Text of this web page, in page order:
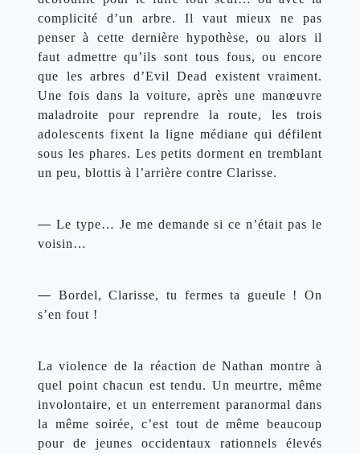
complicité d’un arbre. Il vaut mieux ne pas
penser à cette dernière hypothèse, ou alors il
faut admettre qu’ils sont tous fous, ou encore
que les arbres d’Evil Dead existent vraiment.
Une fois dans la voiture, après une manœuvre
maladroite pour reprendre la route, les trois
adolescents fixent la ligne médiane qui défilent
sous les phares. Les petits dorment en tremblant
un peu, blottis à l’arrière contre Clarisse.
— Le type… Je me demande si ce n’était pas le
voisin…
— Bordel, Clarisse, tu fermes ta gueule ! On
s’en fout !
La violence de la réaction de Nathan montre à
quel point chacun est tendu. Un meurtre, même
involontaire, et un enterrement paranormal dans
la même soirée, c’est tout de même beaucoup
pour de jeunes occidentaux rationnels élevés